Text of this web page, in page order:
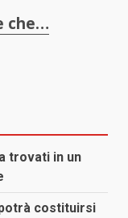
che…
trovati in un
costituirsi